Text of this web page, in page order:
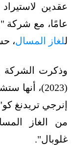
عامًا، مع شركة
للغاز المسال،
(2023)،
إنرجي تريدنغ
من الغاز
غلوبال".